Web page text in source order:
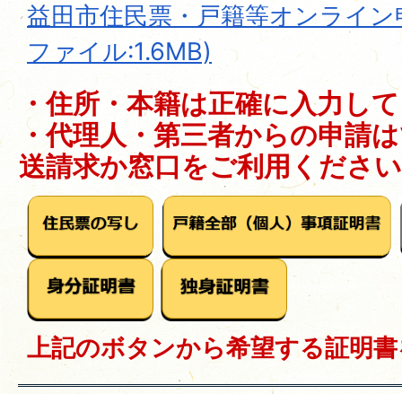
益田市住民票・戸籍等オンライ
ファイル:1.6MB)
・住所・本籍は正確に入力し
・代理人・第三者からの申請
送請求か窓口をご利用ください
上記のボタンから希望する証明